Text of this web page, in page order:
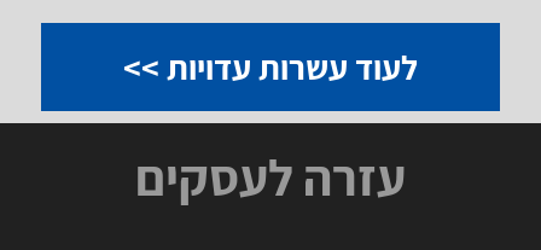
לעוד עשרות עדויות >>
עזרה לעסקים